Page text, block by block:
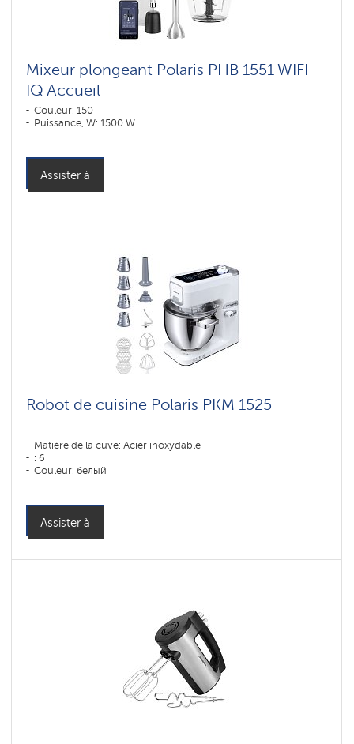
Mixeur plongeant Polaris PHB 1551 WIFI
IQ Accueil
Couleur: 150
Puissance, W: 1500 W
Assister à
Robot de cuisine Polaris PKM 1525
Matière de la cuve: Acier inoxydable
: 6
Couleur: белый
Assister à